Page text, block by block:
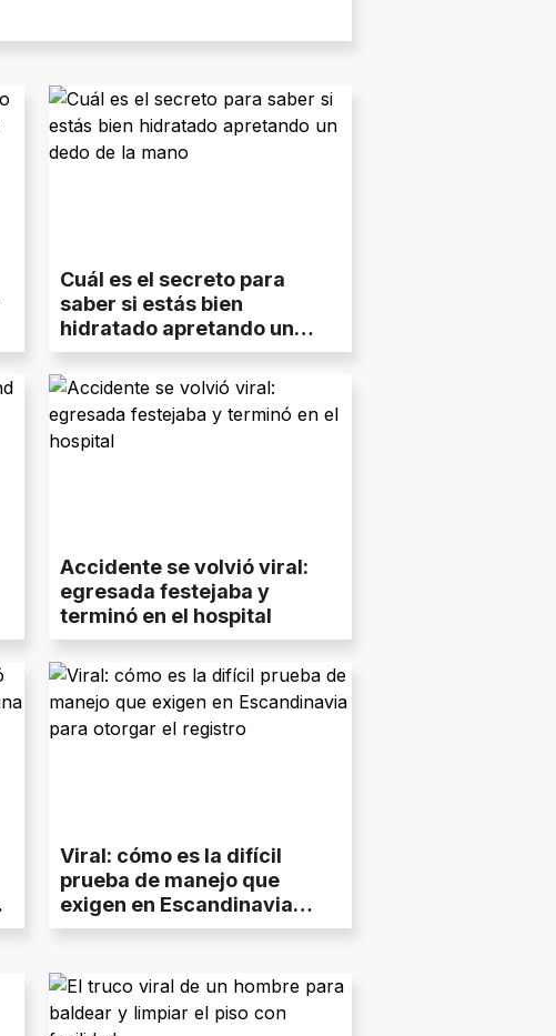
Cuál es el secreto para
saber si estás bien
hidratado apretando un
dedo de la mano
Accidente se volvió viral:
egresada festejaba y
terminó en el hospital
Viral: cómo es la difícil
prueba de manejo que
exigen en Escandinavia
para otorgar el registro